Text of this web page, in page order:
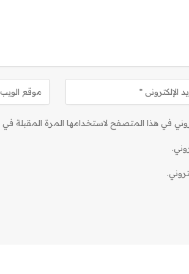
في هذا المتصفح لاستخدامها المرة المقبلة في